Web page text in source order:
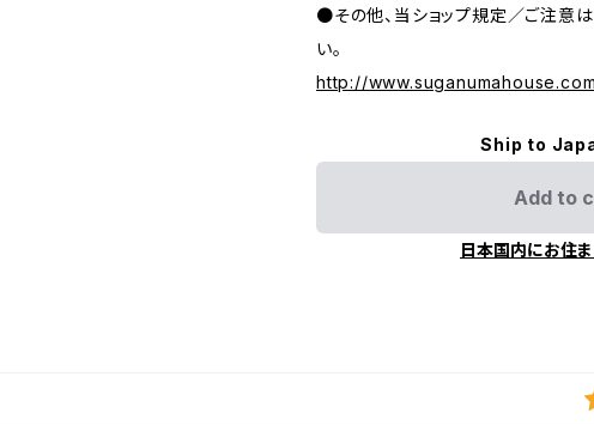
●その他、当ショップ規定／ご注意
い。
http://
Ship to
Add to
日本国内にお住